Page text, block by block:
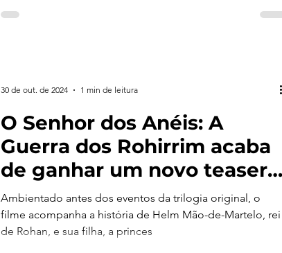
O Senhor dos Anéis: A
Guerra dos Rohirrim acaba
de ganhar um novo teaser!
Prepare-se para a batalha
nos cinemas em 13 de
dezembro.
Ambientado antes dos eventos da trilogia original, o
filme acompanha a história de Helm Mão-de-Martelo, rei
de Rohan, e sua filha, a princes
30 de out. de 2024 1 min de leitura